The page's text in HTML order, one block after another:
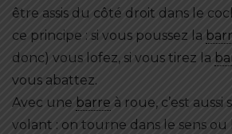
être assis du côté droit dans le
ce principe : si vous poussez la
donc) vous lofez, si vous tirez la
vous abattez.
Avec une barre à roue, c’est aussi
volant : on tourne dans le sens ou